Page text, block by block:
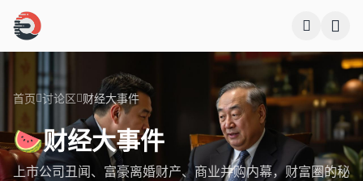
跳过导航
首页 讨论区 财经大事件
🍉财经大事件
上市公司丑闻、富豪离婚财产、商业并购内幕，财富圈的秘